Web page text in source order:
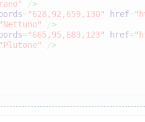
/>
="628,92,659,130" href=
/>
="665,95,683,123" href=
/>